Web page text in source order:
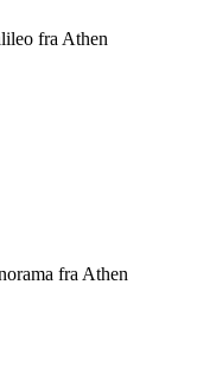
fra Athen
fra Athen